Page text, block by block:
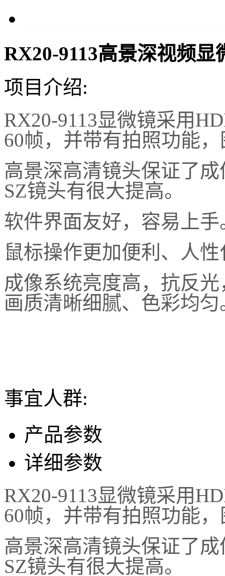
RX20-9113高景深视频显
项目介绍:
RX20-9113显微镜采用
60帧，并带有拍照功能
高景深高清镜头保证了
SZ镜头有很大提高。
软件界面友好，容易上手
鼠标操作更加便利、人性
成像系统亮度高，抗反
画质清晰细腻、色彩均匀
事宜人群:
产品参数
详细参数
RX20-9113显微镜采用
60帧，并带有拍照功能
高景深高清镜头保证了
SZ镜头有很大提高。